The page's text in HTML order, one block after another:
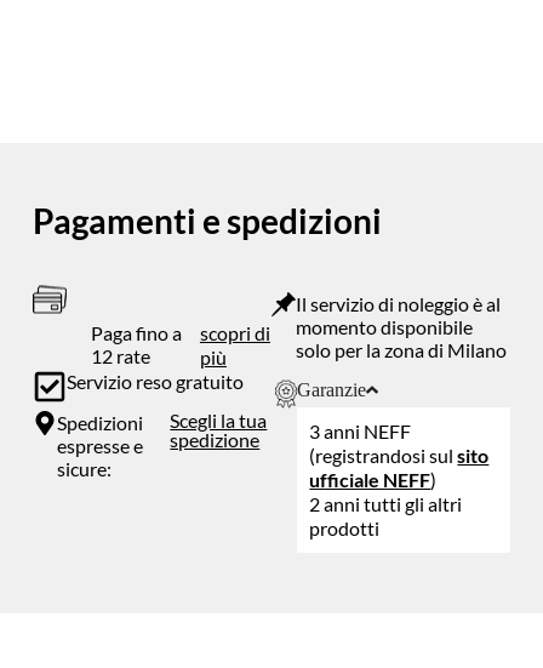
Pagamenti e spedizioni
Paga fino a
12 rate
scopri di
più
Servizio reso gratuito
Spedizioni
espresse e
sicure:
Scegli la tua
spedizione
Il servizio di noleggio è al
momento disponibile
solo per la zona di Milano
Garanzie
3 anni NEFF
(registrandosi sulsito
ufficiale NEFF)
2 anni tutti gli altri
prodotti